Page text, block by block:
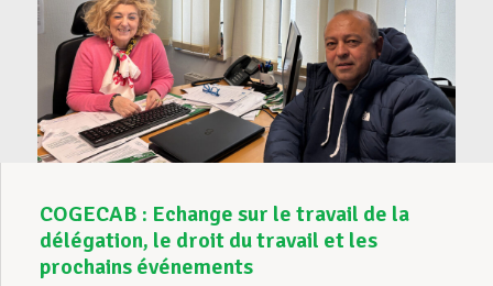
COGECAB : Echange sur le travail de la
délégation, le droit du travail et les
prochains événements